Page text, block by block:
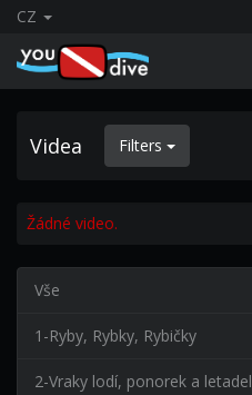
CZ
Videa Filters
Žádné video.
Vše
1-Ryby, Rybky, Rybičky
2-Vraky lodí, ponorek a letadel